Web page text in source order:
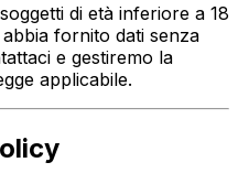
di età inferiore a 18
fornito dati senza
e gestiremo la
applicabile.